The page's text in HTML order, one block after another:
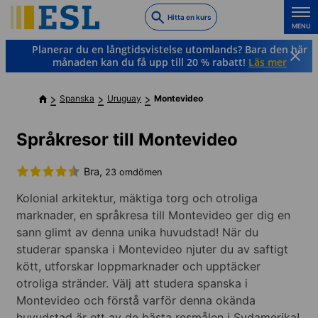
to
main
content
Hitta en kurs
MENU
Planerar du en långtidsvistelse utomlands? Bara den här
månaden kan du få upp till 20 % rabatt! Läs mer
Spanska Uruguay Montevideo
Språkresor till Montevideo
Bra, 23 omdömen
Kolonial arkitektur, mäktiga torg och otroliga
marknader, en språkresa till Montevideo ger dig en
sann glimt av denna unika huvudstad! När du
studerar spanska i Montevideo njuter du av saftigt
kött, utforskar loppmarknader och upptäcker
otroliga stränder. Välj att studera spanska i
Montevideo och förstå varför denna okända